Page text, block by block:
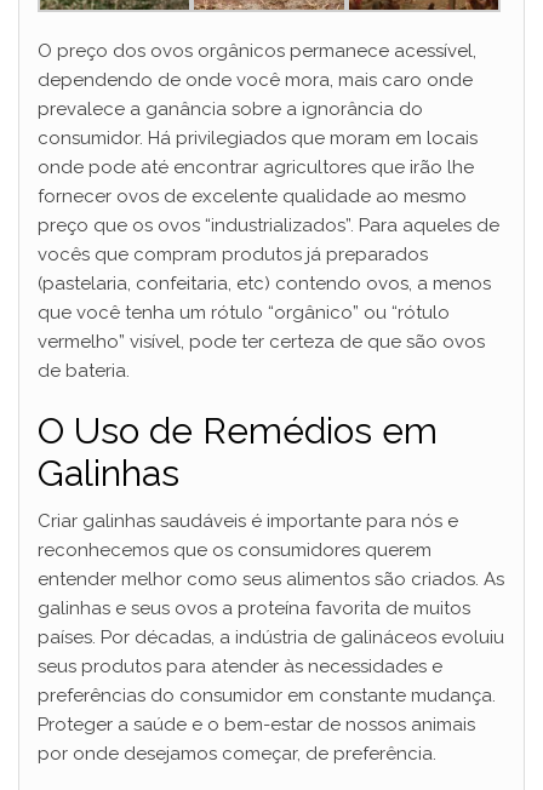
O preço dos ovos orgânicos permanece acessível,
dependendo de onde você mora, mais caro onde
prevalece a ganância sobre a ignorância do
consumidor. Há privilegiados que moram em locais
onde pode até encontrar agricultores que irão lhe
fornecer ovos de excelente qualidade ao mesmo
preço que os ovos “industrializados”. Para aqueles de
vocês que compram produtos já preparados
(pastelaria, confeitaria, etc) contendo ovos, a menos
que você tenha um rótulo “orgânico” ou “rótulo
vermelho” visível, pode ter certeza de que são ovos
de bateria.
O Uso de Remédios em
Galinhas
Criar galinhas saudáveis é importante para nós e
reconhecemos que os consumidores querem
entender melhor como seus alimentos são criados. As
galinhas e seus ovos a proteína favorita de muitos
países. Por décadas, a indústria de galináceos evoluiu
seus produtos para atender às necessidades e
preferências do consumidor em constante mudança.
Proteger a saúde e o bem-estar de nossos animais
por onde desejamos começar, de preferência.